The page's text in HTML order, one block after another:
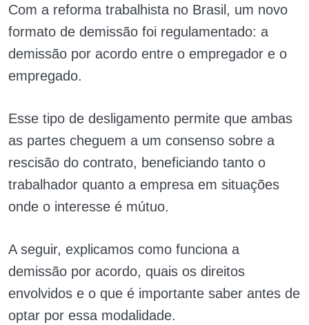
Com a reforma trabalhista no Brasil, um novo
formato de demissão foi regulamentado: a
demissão por acordo entre o empregador e o
empregado.
Esse tipo de desligamento permite que ambas
as partes cheguem a um consenso sobre a
rescisão do contrato, beneficiando tanto o
trabalhador quanto a empresa em situações
onde o interesse é mútuo.
A seguir, explicamos como funciona a
demissão por acordo, quais os direitos
envolvidos e o que é importante saber antes de
optar por essa modalidade.